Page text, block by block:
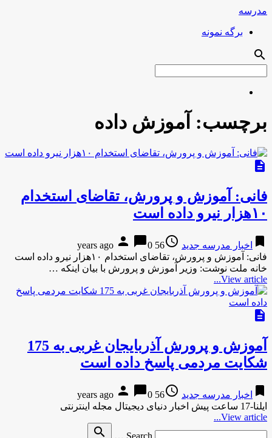
مدرسه
برگه نمونه
search
برچسب: آموزش داده
description
فانی: آموزش‌ و پرورش، تقاضای استخدام
۱۰هزار نیرو داده است
bookmark اخبار مدرسه جدید access_time
56 years ago
person chat_bubble0
فانی: آموزش‌ و پرورش، تقاضای استخدام ۱۰هزار نیرو داده است
خانه ملت نوشت: وزیر آموزش و پرورش با بیان اینکه …
View article...
description
آموزش و پرورش آذربایجان غربی به 175
شکایت مردمی پاسخ داده است
bookmark اخبار مدرسه جدید access_time
56 years ago
person chat_bubble0
ایلنا-17 ساعت پیش اخبار دنیای دیجیتال مجله اینترنتی
View article...
Search …
search